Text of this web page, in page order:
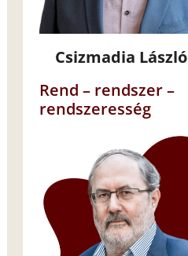
Csizmadia László
Rend – rendszer –
rendszeresség